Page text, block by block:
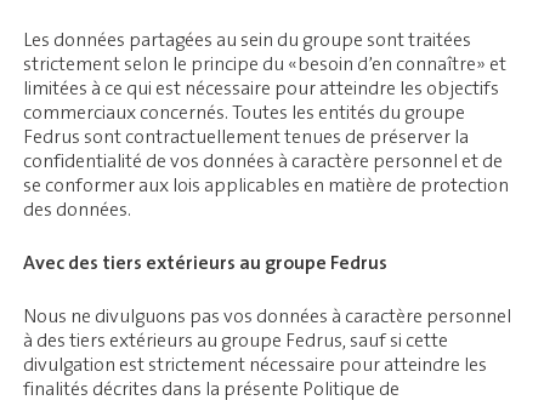
Les données partagées au sein du groupe sont traitées
strictement selon le principe du «besoin d’en connaître» et
limitées à ce qui est nécessaire pour atteindre les objectifs
commerciaux concernés. Toutes les entités du groupe
Fedrus sont contractuellement tenues de préserver la
confidentialité de vos données à caractère personnel et de
se conformer aux lois applicables en matière de protection
des données.
Avec des tiers extérieurs au groupe Fedrus
Nous ne divulguons pas vos données à caractère personnel
à des tiers extérieurs au groupe Fedrus, sauf si cette
divulgation est strictement nécessaire pour atteindre les
finalités décrites dans la présente Politique de